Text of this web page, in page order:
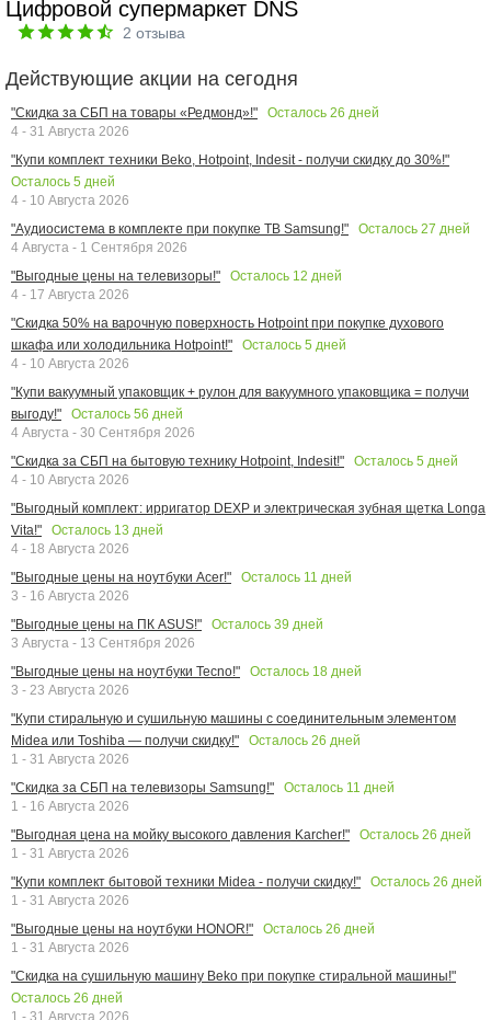
Цифровой супермаркет DNS
2 отзыва
Действующие акции на сегодня
"Скидка за СБП на товары «Редмонд»!" Осталось 26 дней
4 - 31 Августа 2026
"Купи комплект техники Beko, Hotpoint, Indesit - получи скидку до 30%!"
Осталось 5 дней
4 - 10 Августа 2026
"Аудиосистема в комплекте при покупке ТВ Samsung!"
Осталось 27 дней
4 Августа - 1 Сентября 2026
"Выгодные цены на телевизоры!"
Осталось 12 дней
4 - 17 Августа 2026
"Скидка 50% на варочную поверхность Hotpoint при покупке духового
шкафа или холодильника Hotpoint!"
Осталось 5 дней
4 - 10 Августа 2026
"Купи вакуумный упаковщик + рулон для вакуумного упаковщика = получи
выгоду!"
Осталось 56 дней
4 Августа - 30 Сентября 2026
"Скидка за СБП на бытовую технику Hotpoint, Indesit!"
Осталось 5 дней
4 - 10 Августа 2026
"Выгодный комплект: ирригатор DEXP и электрическая зубная щетка Longa
Vita!"
Осталось 13 дней
4 - 18 Августа 2026
"Выгодные цены на ноутбуки Acer!"
Осталось 11 дней
3 - 16 Августа 2026
"Выгодные цены на ПК ASUS!"
Осталось 39 дней
3 Августа - 13 Сентября 2026
"Выгодные цены на ноутбуки Tecno!"
Осталось 18 дней
3 - 23 Августа 2026
"Купи стиральную и сушильную машины с соединительным элементом
Midea или Toshiba — получи скидку!"
Осталось 26 дней
1 - 31 Августа 2026
"Скидка за СБП на телевизоры Samsung!"
Осталось 11 дней
1 - 16 Августа 2026
"Выгодная цена на мойку высокого давления Karcher!"
Осталось 26 дней
1 - 31 Августа 2026
"Купи комплект бытовой техники Midea - получи скидку!"
Осталось 26 дней
1 - 31 Августа 2026
"Выгодные цены на ноутбуки HONOR!"
Осталось 26 дней
1 - 31 Августа 2026
"Скидка на сушильную машину Beko при покупке стиральной машины!"
Осталось 26 дней
1 - 31 Августа 2026